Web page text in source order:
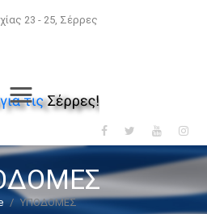
23 - 25, Σέρρες
Menu
/ ΥΠΟΔΟΜΕΣ